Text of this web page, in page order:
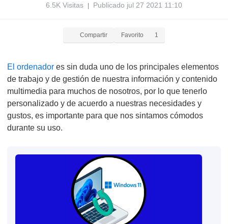
6.5K Visitas
Publicado jul 27 2021 11:10
Compartir Favorito 1
El ordenador es sin duda uno de los principales elementos
de trabajo y de gestión de nuestra información y contenido
multimedia para muchos de nosotros, por lo que tenerlo
personalizado y de acuerdo a nuestras necesidades y
gustos, es importante para que nos sintamos cómodos
durante su uso.